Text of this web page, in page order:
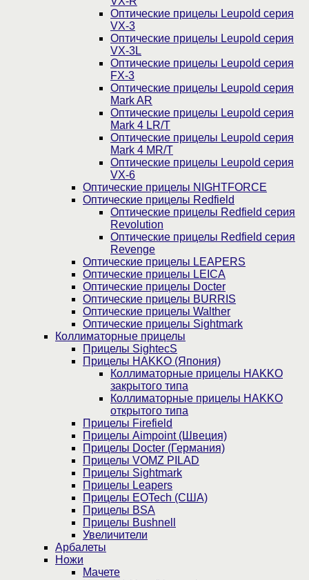
Оптические прицелы Leupold серия
VX-3
Оптические прицелы Leupold серия
VX-3L
Оптические прицелы Leupold серия
FX-3
Оптические прицелы Leupold серия
Mark AR
Оптические прицелы Leupold серия
Mark 4 LR/T
Оптические прицелы Leupold серия
Mark 4 MR/T
Оптические прицелы Leupold серия
VX-6
Оптические прицелы NIGHTFORCE
Оптические прицелы Redfield
Оптические прицелы Redfield серия
Revolution
Оптические прицелы Redfield серия
Revenge
Оптические прицелы LEAPERS
Оптические прицелы LEICA
Оптические прицелы Docter
Оптические прицелы BURRIS
Оптические прицелы Walther
Оптические прицелы Sightmark
Коллиматорные прицелы
Прицелы SightecS
Прицелы HAKKO (Япония)
Коллиматорные прицелы HAKKO
закрытого типа
Коллиматорные прицелы HAKKO
открытого типа
Прицелы Firefield
Прицелы Aimpoint (Швеция)
Прицелы Docter (Германия)
Прицелы VOMZ PILAD
Прицелы Sightmark
Прицелы Leapers
Прицелы EOTech (США)
Прицелы BSA
Прицелы Bushnell
Увеличители
Арбалеты
Ножи
Мачете